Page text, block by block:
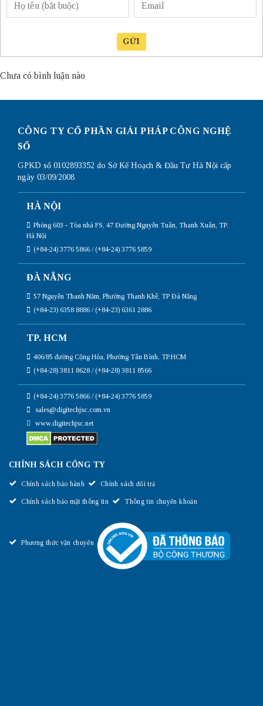
GỬI
Chưa có bình luận nào
CÔNG TY CỔ PHẦN GIẢI PHÁP CÔNG NGHỆ
SỐ
GPKD số 0102893352 do Sở Kế Hoạch & Đầu Tư Hà Nội cấp
ngày 03/09/2008
HÀ NỘI
Phòng 603 - Tòa nhà FS, 47 Đường Nguyễn Tuân, Thanh Xuân, TP.
Hà Nội
(+84-24) 3776 5866 / (+84-24) 3776 5859
ĐÀ NẴNG
57 Nguyễn Thanh Năm, Phường Thanh Khê, TP Đà Nẵng
(+84-23) 6358 8886 / (+84-23) 6361 2886
TP. HCM
406/85 đường Cộng Hòa, Phường Tân Bình, TP.HCM
(+84-28) 3811 8628 / (+84-28) 3811 8566
(+84-24) 3776 5866 / (+84-24) 3776 5859
sales@digitechjsc.com.vn
www.digitechjsc.net
CHÍNH SÁCH CÔNG TY
Chính sách bảo hành Chính sách đổi trả
Chính sách bảo mật thông tin Thông tin chuyển khoản
Phương thức vận chuyển